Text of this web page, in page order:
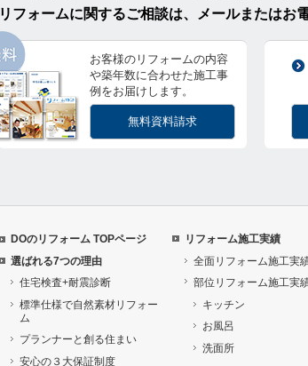
リフォームに関するご相談は、メールまたはお
お客様のリフォームの内容
や築年数に合わせた施工事
例をお届けします。
無料資料請求
DOのリフォーム TOPページ
選ばれる7つの理由
住宅検査+耐震診断
標準仕様で自然素材リフォー
ム
プランナーと創る住まい
安心の３大保証制度
リフォーム施工実績
全面リフォーム施工実
部位リフォーム施工実
キッチン
お風呂
洗面所